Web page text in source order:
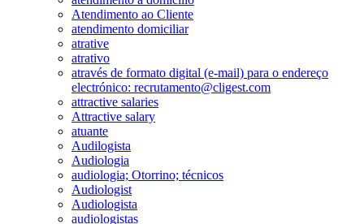
Atendimento ao Cliente
atendimento domiciliar
atrative
atrativo
através de formato digital (e-mail) para o endereço
electrónico: recrutamento@cligest.com
attractive salaries
Attractive salary
atuante
Audilogista
Audiologia
audiologia; Otorrino; técnicos
Audiologist
Audiologista
audiologistas